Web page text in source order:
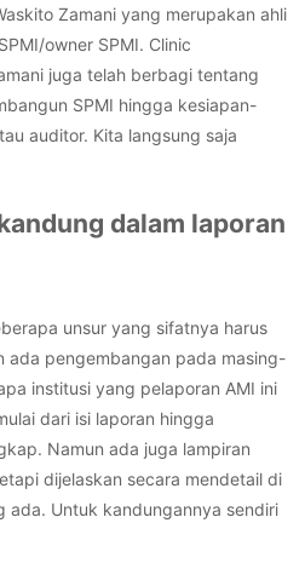
Zamani yang merupakan ahli
owner SPMI. Clinic
juga telah berbagi tentang
SPMI hingga kesiapan-
auditor. Kita langsung saja
dalam laporan
unsur yang sifatnya harus
ada pengembangan pada masing-
institusi yang pelaporan AMI ini
dari isi laporan hingga
Namun ada juga lampiran
dijelaskan secara mendetail di
ada. Untuk kandungannya sendiri